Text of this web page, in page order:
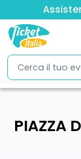
PIAZZA